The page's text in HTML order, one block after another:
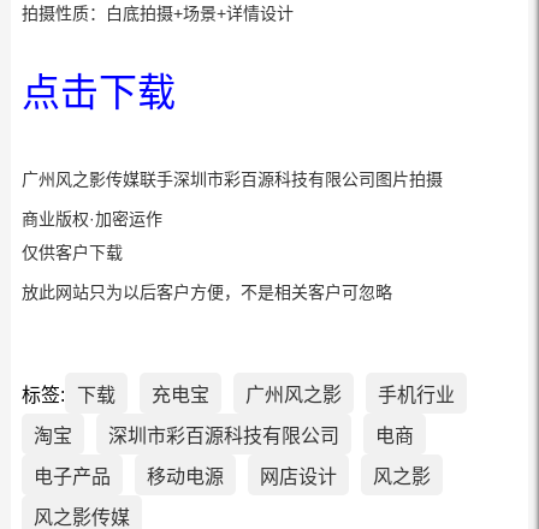
拍摄性质：白底拍摄+场景+详情设计
点击下载
广州风之影传媒联手深圳市彩百源科技有限公司图片拍摄
商业版权·加密运作
仅供客户下载
放此网站只为以后客户方便，不是相关客户可忽略
标签: 下载 充电宝 广州风之影
手机行业
淘宝
深圳市彩百源科技有限公司
电商
电子产品
移动电源 网店设计
风之影
风之影传媒